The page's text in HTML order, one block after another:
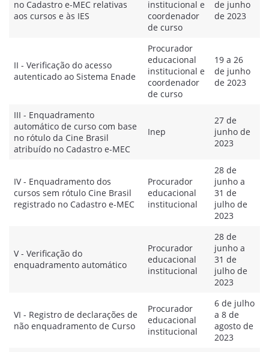
no Cadastro e-MEC relativas
aos cursos e às IES
institucional e
coordenador
de curso
de junho
de 2023
II - Verificação do acesso
autenticado ao Sistema Enade
Procurador
educacional
institucional e
coordenador
de curso
19 a 26
de junho
de 2023
III - Enquadramento
automático de curso com base
no rótulo da Cine Brasil
atribuído no Cadastro e-MEC
Inep
27 de
junho de
2023
IV - Enquadramento dos
cursos sem rótulo Cine Brasil
registrado no Cadastro e-MEC
Procurador
educacional
institucional
28 de
junho a
31 de
julho de
2023
V - Verificação do
enquadramento automático
Procurador
educacional
institucional
28 de
junho a
31 de
julho de
2023
VI - Registro de declarações de
não enquadramento de Curso
Procurador
educacional
institucional
6 de julho
a 8 de
agosto de
2023